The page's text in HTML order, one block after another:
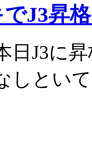
でJ3昇
日J3に
しとい